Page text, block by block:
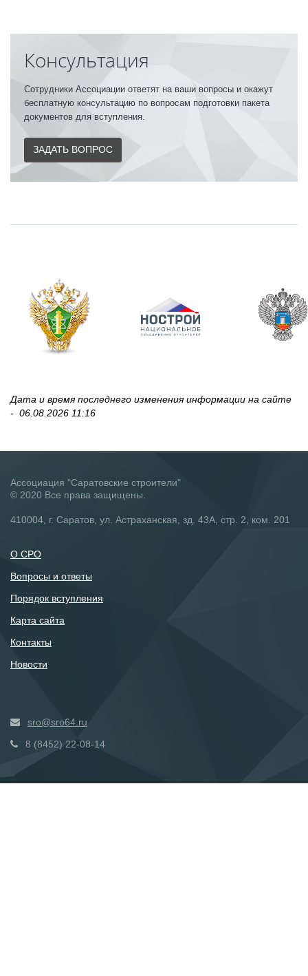
Консультация
Сотрудники Ассоциации ответят на ваши вопросы и окажут
бесплатную консультацию по вопросам подготовки пакета
документов для вступления.
ЗАДАТЬ ВОПРОС
Дата и время последнего изменения информации на сайте
- 06 .08.2026 11:16
Ассоциация "Саратовские строители"
© 2020 Все права защищены.
410004, г. Саратов, ул. Астраханская, зд. 43А, стр. 2, ком. 201
О СРО
Вопросы и ответы
Порядок вступления
Карта сайта
Контакты
Новости
sro@sro64.ru
8 (8452) 22-08-14